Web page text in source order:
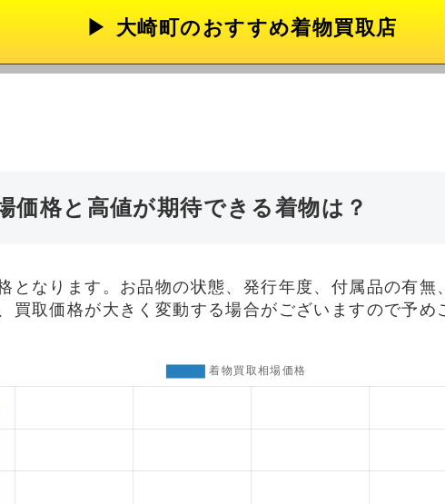
大崎町のおすすめ着物買取店
価格と高値が期待できる着物は？
となります。お品物の状態、発行年度、付属品の有無
買取価格が大きく変動する場合がございますので予め